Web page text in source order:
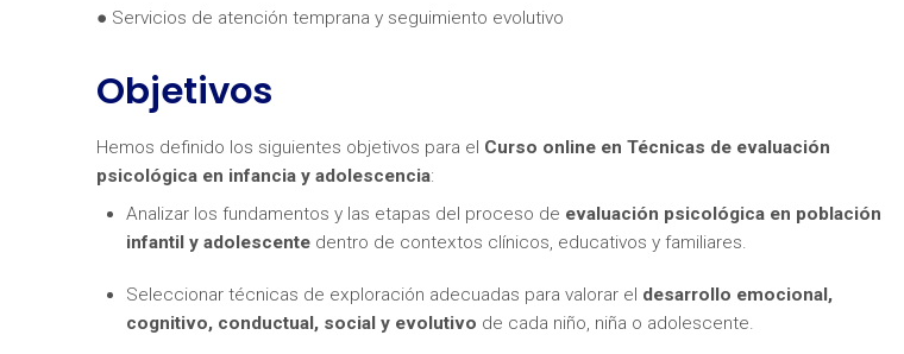
● Servicios de atención temprana y seguimiento evolutivo
Objetivos
Hemos definido los siguientes objetivos para el Curso online en Técnicas de evaluación
psicológica en infancia y adolescencia:
Analizar los fundamentos y las etapas del proceso de evaluación psicológica en población
infantil y adolescente dentro de contextos clínicos, educativos y familiares.
Seleccionar técnicas de exploración adecuadas para valorar el desarrollo emocional,
cognitivo, conductual, social y evolutivo de cada niño, niña o adolescente.